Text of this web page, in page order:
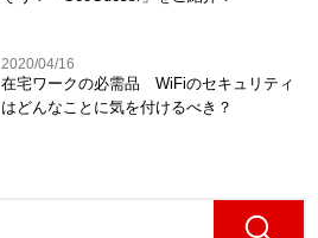
2020/04/16
在宅ワークの必需品 WiFiのセキュリティ
はどんなことに気を付けるべき？